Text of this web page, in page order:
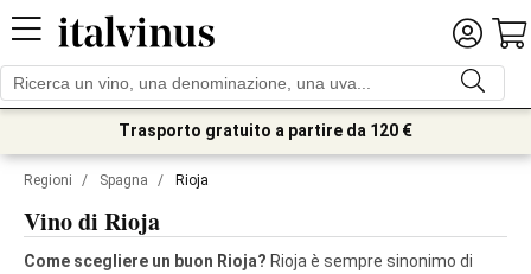
Trasporto gratuito a partire da 120 €
Regioni / Spagna / Rioja
Vino di Rioja
Come scegliere un buon Rioja? Rioja è sempre sinonimo di